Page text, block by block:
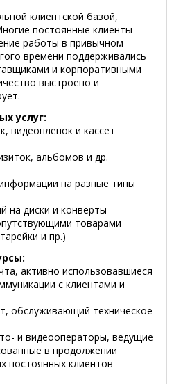
клиентской базой,
постоянные клиенты
работы в привычном
времени поддерживались
и корпоративными
выстроено и
услуг:
видеопленок и кассет
альбомов и др.
на разные типы
на диски и конверты
товарами
и пр.)
активно использовавшиеся
с клиентами и
обслуживающий техническое
и видеооператоры, ведущие
в продолжении
постоянных клиентов —